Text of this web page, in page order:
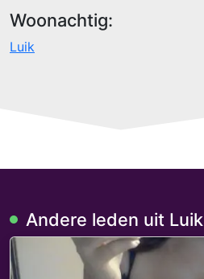
Woonachtig:
Luik
Andere leden uit Luik